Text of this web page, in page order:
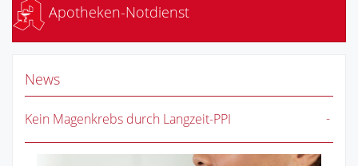
Apotheken-Notdienst
News
Kein Magenkrebs durch Langzeit-PPI